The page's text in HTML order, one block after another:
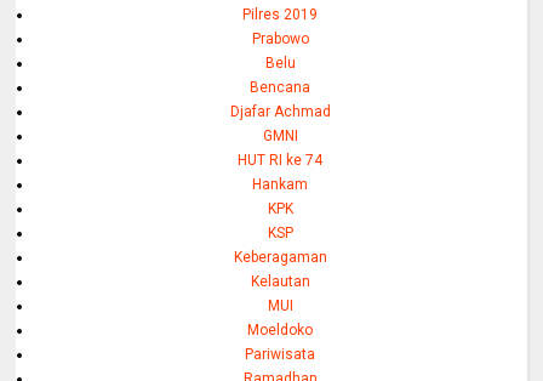
Pilres 2019
Prabowo
Belu
Bencana
Djafar Achmad
GMNI
HUT RI ke 74
Hankam
KPK
KSP
Keberagaman
Kelautan
MUI
Moeldoko
Pariwisata